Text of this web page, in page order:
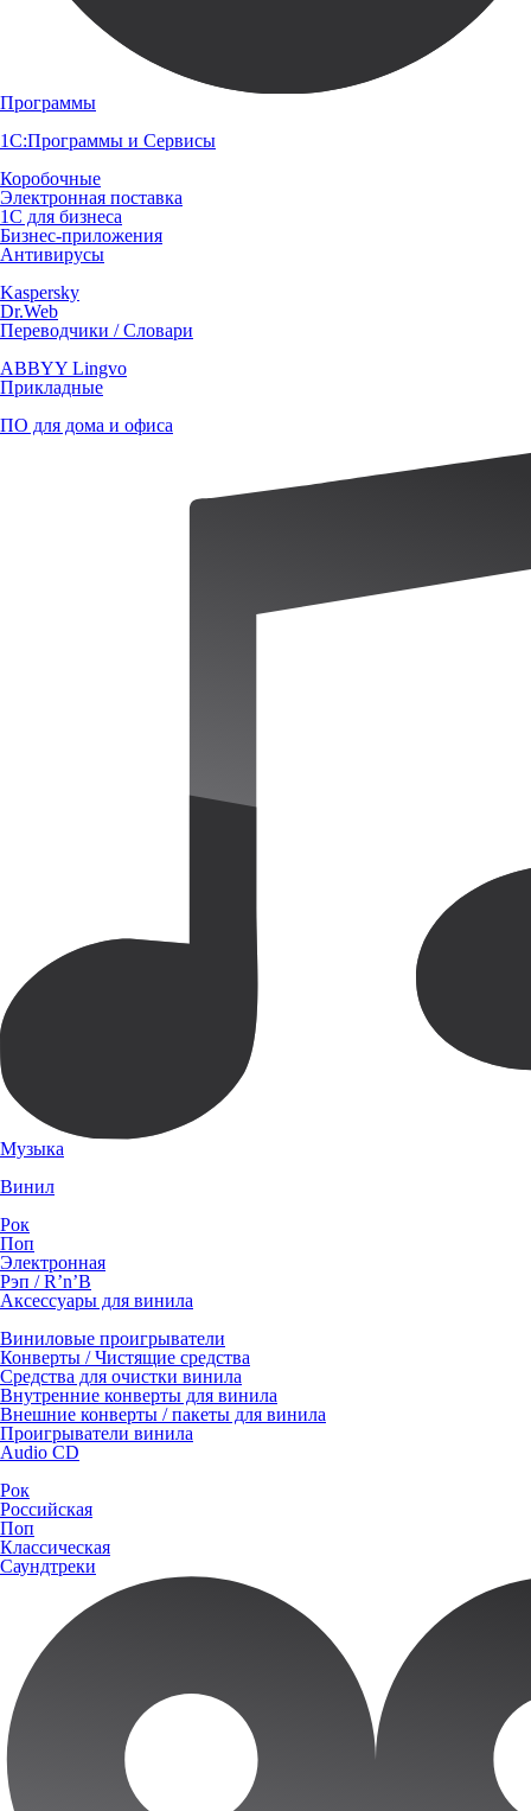
Программы
1С:Программы и Сервисы
Коробочные
Электронная поставка
1С для бизнеса
Бизнес-приложения
Антивирусы
Kaspersky
Dr.Web
Переводчики / Словари
ABBYY Lingvo
Прикладные
ПО для дома и офиса
Музыка
Винил
Рок
Поп
Электронная
Рэп / R’n’B
Аксессуары для винила
Виниловые проигрыватели
Конверты / Чистящие средства
Средства для очистки винила
Внутренние конверты для винила
Внешние конверты / пакеты для винила
Проигрыватели винила
Audio CD
Рок
Российская
Поп
Классическая
Саундтреки